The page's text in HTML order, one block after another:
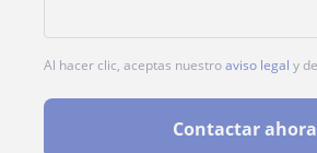
Al hacer clic, aceptas nuestroaviso legal y de
Contactar ahora